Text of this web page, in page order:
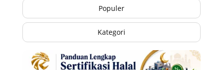
Populer
Kategori